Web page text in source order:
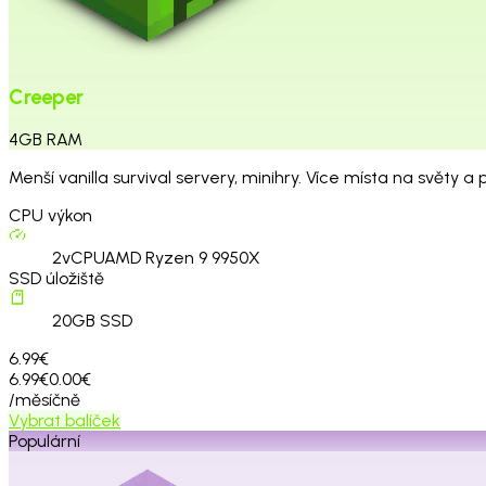
Creeper
4GB RAM
Menší vanilla survival servery, minihry. Více místa na světy a
CPU výkon
2vCPUAMD Ryzen 9 9950X
SSD úložiště
20GB SSD
6.99€
6.99€0.00€
/měsíčně
Vybrat balíček
Populární